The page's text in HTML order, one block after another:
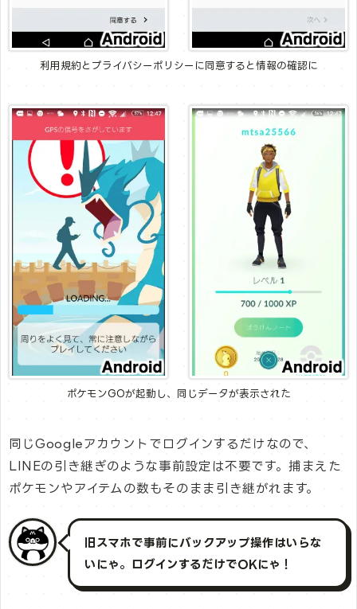
利用規約とプライバシーポリシーに同意すると情報の確認に
ポケモンGOが起動し、同じデータが表示された
同じGoogleアカウントでログインするだけなので、
LINEの引き継ぎのような事前設定は不要です。捕まえた
ポケモンやアイテムの数もそのまま引き継がれます。
旧スマホで事前にバックアップ操作はいらな
いにゃ。ログインするだけでOKにゃ！